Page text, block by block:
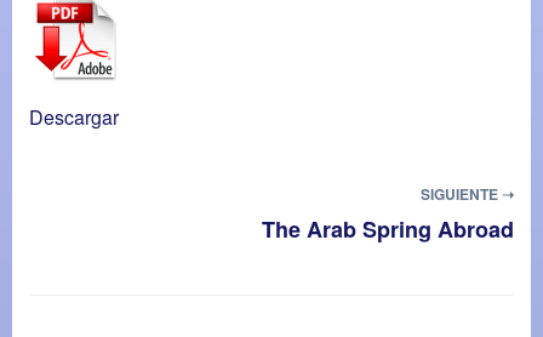
Descargar
SIGUIENTE ➝
The Arab Spring Abroad